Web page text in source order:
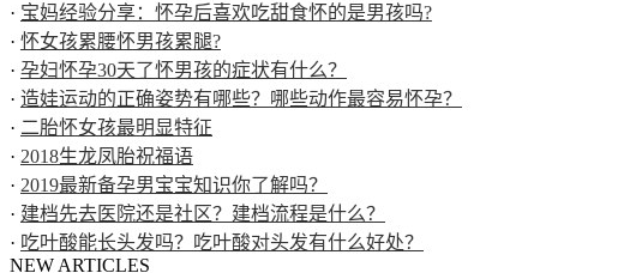
· 宝妈经验分享：怀孕后喜欢吃甜食怀的是男孩吗?
· 怀女孩累腰怀男孩累腿?
· 孕妇怀孕30天了怀男孩的症状有什么？
· 造娃运动的正确姿势有哪些？哪些动作最容易怀孕？
· 二胎怀女孩最明显特征
· 2018生龙凤胎祝福语
· 2019最新备孕男宝宝知识你了解吗？
· 建档先去医院还是社区？建档流程是什么？
· 吃叶酸能长头发吗？吃叶酸对头发有什么好处？
NEW ARTICLES